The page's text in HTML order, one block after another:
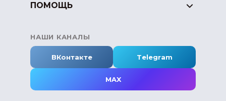
ПОМОЩЬ
НАШИ КАНАЛЫ
ВКонтакте Telegram
MAX